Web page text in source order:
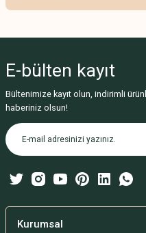
Görüş ve önerileriniz için
Ürün resmi kalitesiz, bozuk
Ürün açıklamasında eksik
Ürün bilgilerinde hatalar
Bu ürüne benzer farklı
E-bülten kayıt
Bültenimize kayıt olun, indirimli
haberiniz olsun!
Kurumsal